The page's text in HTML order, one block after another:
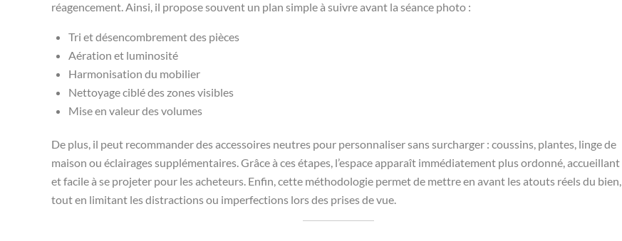
réagencement. Ainsi, il propose souvent un plan simple à suivre avant la séance photo :
Tri et désencombrement des pièces
Aération et luminosité
Harmonisation du mobilier
Nettoyage ciblé des zones visibles
Mise en valeur des volumes
De plus, il peut recommander des accessoires neutres pour personnaliser sans surcharger : coussins, plantes, linge de
maison ou éclairages supplémentaires. Grâce à ces étapes, l’espace apparaît immédiatement plus ordonné, accueillant
et facile à se projeter pour les acheteurs. Enfin, cette méthodologie permet de mettre en avant les atouts réels du bien,
tout en limitant les distractions ou imperfections lors des prises de vue.